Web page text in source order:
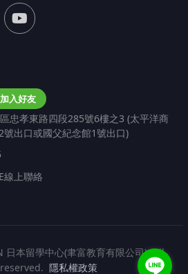
加入好友
忠孝東路四段285號6樓之3 (太平洋商
出口或國父紀念館1號出口)
線上聯絡
日本留學中心(聿富教育有限公司). All
隱私權政策